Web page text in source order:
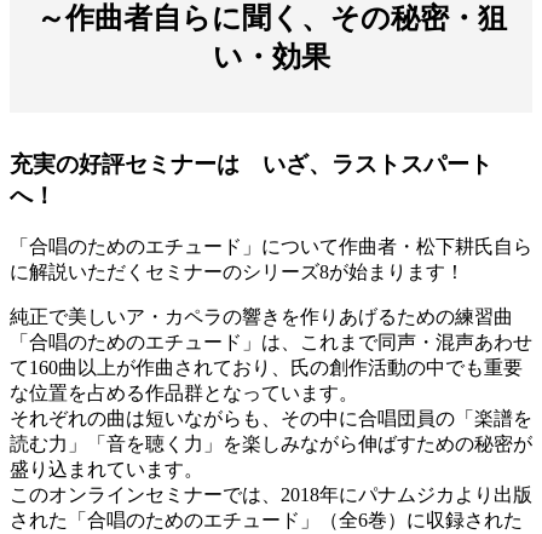
～作曲者自らに聞く、その秘密・狙
い・効果
充実の好評セミナーは いざ、ラストスパート
へ！
「合唱のためのエチュード」について作曲者・松下耕氏自ら
に解説いただくセミナーのシリーズ8が始まります！
純正で美しいア・カペラの響きを作りあげるための練習曲
「合唱のためのエチュード」は、これまで同声・混声あわせ
て160曲以上が作曲されており、氏の創作活動の中でも重要
な位置を占める作品群となっています。
それぞれの曲は短いながらも、その中に合唱団員の「楽譜を
読む力」「音を聴く力」を楽しみながら伸ばすための秘密が
盛り込まれています。
このオンラインセミナーでは、2018年にパナムジカより出版
された「合唱のためのエチュード」（全6巻）に収録された